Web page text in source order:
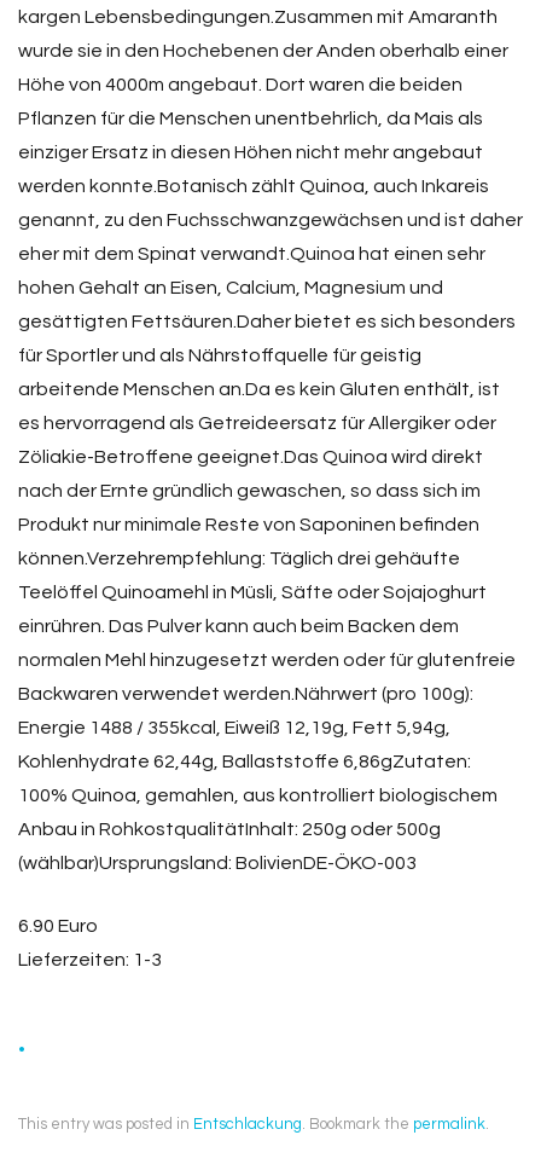
kargen Lebensbedingungen.Zusammen mit Amaranth
wurde sie in den Hochebenen der Anden oberhalb einer
Höhe von 4000m angebaut. Dort waren die beiden
Pflanzen für die Menschen unentbehrlich, da Mais als
einziger Ersatz in diesen Höhen nicht mehr angebaut
werden konnte.Botanisch zählt Quinoa, auch Inkareis
genannt, zu den Fuchsschwanzgewächsen und ist daher
eher mit dem Spinat verwandt.Quinoa hat einen sehr
hohen Gehalt an Eisen, Calcium, Magnesium und
gesättigten Fettsäuren.Daher bietet es sich besonders
für Sportler und als Nährstoffquelle für geistig
arbeitende Menschen an.Da es kein Gluten enthält, ist
es hervorragend als Getreideersatz für Allergiker oder
Zöliakie-Betroffene geeignet.Das Quinoa wird direkt
nach der Ernte gründlich gewaschen, so dass sich im
Produkt nur minimale Reste von Saponinen befinden
können.Verzehrempfehlung: Täglich drei gehäufte
Teelöffel Quinoamehl in Müsli, Säfte oder Sojajoghurt
einrühren. Das Pulver kann auch beim Backen dem
normalen Mehl hinzugesetzt werden oder für glutenfreie
Backwaren verwendet werden.Nährwert (pro 100g):
Energie 1488 / 355kcal, Eiweiß 12,19g, Fett 5,94g,
Kohlenhydrate 62,44g, Ballaststoffe 6,86gZutaten:
100% Quinoa, gemahlen, aus kontrolliert biologischem
Anbau in RohkostqualitätInhalt: 250g oder 500g
(wählbar)Ursprungsland: BolivienDE-ÖKO-003
6.90 Euro
Lieferzeiten: 1-3
.
This entry was posted in Entschlackung. Bookmark the permalink.